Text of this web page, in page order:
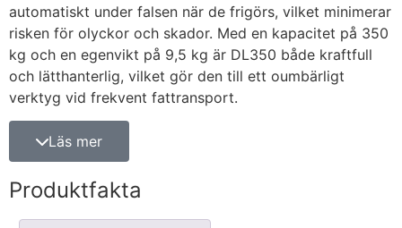
automatiskt under falsen när de frigörs, vilket minimerar
risken för olyckor och skador. Med en kapacitet på 350
kg och en egenvikt på 9,5 kg är DL350 både kraftfull
och lätthanterlig, vilket gör den till ett oumbärligt
verktyg vid frekvent fattransport.
Läs mer
Produktfakta